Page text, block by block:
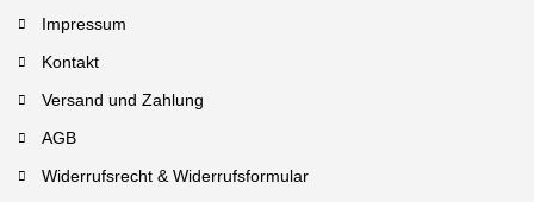
Impressum
Kontakt
Versand und Zahlung
AGB
Widerrufsrecht & Widerrufsformular